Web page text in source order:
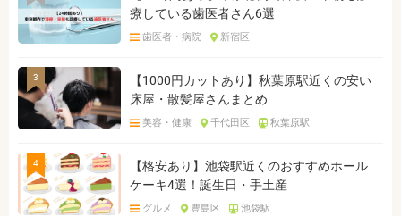
療している歯医者さん6選
歯医者・病院 新宿区
3
【1000円カットあり】秋葉原駅近くの安い
床屋・散髪屋さんまとめ
美容・健康 千代田区 秋葉原駅
4
【格安あり】池袋駅近くのおすすめホール
ケーキ4選！誕生日・手土産
グルメ 豊島区 池袋駅